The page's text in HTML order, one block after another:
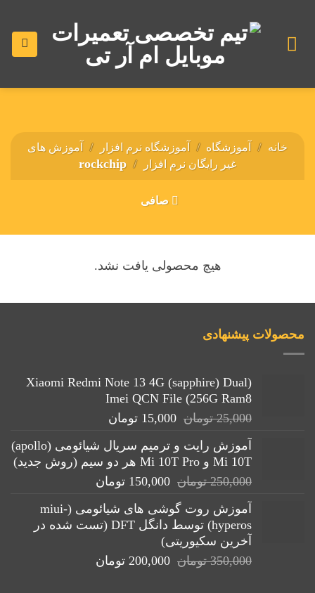
محتوا
خانه / آموزشگاه / آموزشگاه نرم افزار / آموزش های
غیر رایگان نرم افزار
/
صافی
هیچ محصولی یافت نشد.
محصولات پیشنهادی
(Xiaomi Redmi Note 13 4G (sapphire) Dual
Imei QCN File (256G Ram8
25,000 تومان قیمت
25,000 تومان
بود.
15,000 تومان
15,000 تومان.
آموزش رایت و ترمیم سریال شیائومی (apollo)
Mi 10T و Mi 10T Pro هر دو سیم (روش جدید)
250,000 تومان قیمت
250,000 تومان
بود.
150,000 تومان
150,000 تومان.آموزش روت گوشی های شیائومی (miui-
hyperos) توسط دانگل DFT (تست شده در
آخرین سکیوریتی)
350,000 تومان قیمت
200,000 تومان